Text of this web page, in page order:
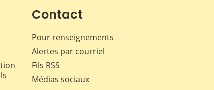
Facebook
Contact
Pour renseignements
Alertes par courriel
Fils RSS
Médias sociaux